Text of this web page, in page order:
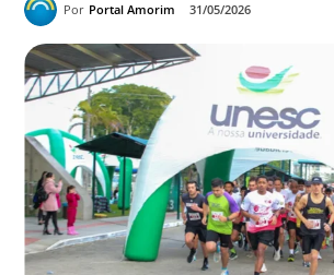
Por Portal Amorim 31/05/2026